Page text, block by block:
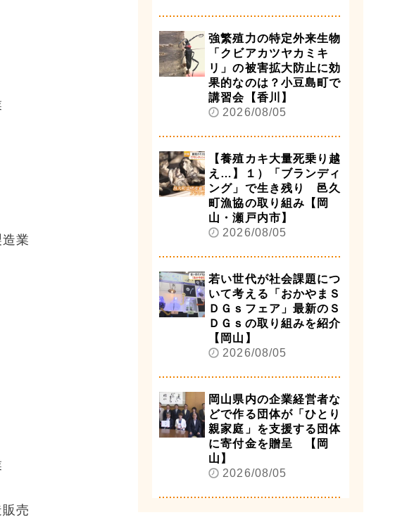
業
売
強繁殖力の特定外来生物
「クビアカツヤカミキ
リ」の被害拡大防止に効
果的なのは？小豆島町で
講習会【香川】
2026/08/05
【養殖カキ大量死乗り越
え…】１）「ブランディ
ング」で生き残り 邑久
町漁協の取り組み【岡
山・瀬戸内市】
2026/08/05
若い世代が社会課題につ
いて考える「おかやまＳ
ＤＧｓフェア」最新のＳ
ＤＧｓの取り組みを紹介
【岡山】
2026/08/05
岡山県内の企業経営者な
どで作る団体が「ひとり
親家庭」を支援する団体
に寄付金を贈呈 【岡
山】
2026/08/05